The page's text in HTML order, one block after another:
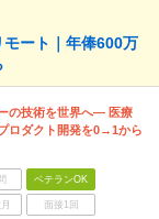
ート｜年俸600万
の技術を世界へ― 医療
ロダクト開発を0→1から
ベテランOK
面接1回